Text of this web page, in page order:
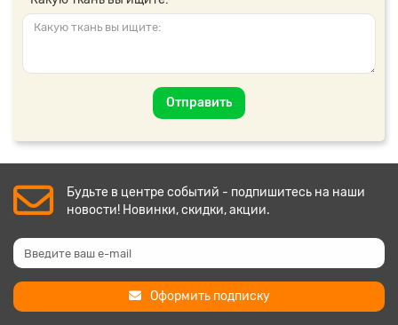
Отправить
Будьте в центре событий - подпишитесь на наши
новости! Новинки, скидки, акции.
Оформить подписку